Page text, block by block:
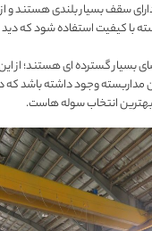
سقف بسیار بلندی هستند و از
با کیفیت استفاده شود که دید
بسیار گسترده ای هستند؛ از این
مداربسته وجود داشته باشد که
انتخاب سوله هاست.